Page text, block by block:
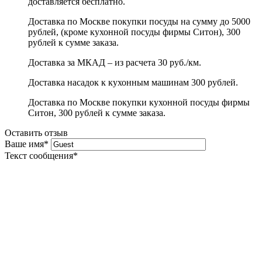
Доставка по Москве покупки посуды на сумму до 5000
рублей, (кроме кухонной посуды фирмы Ситон), 300
рублей к сумме заказа.
Доставка за МКАД – из расчета 30 руб./км.
Доставка насадок к кухонным машинам 300 рублей.
Доставка по Москве покупки кухонной посуды фирмы
Ситон, 300 рублей к сумме заказа.
Оставить отзыв
Ваше имя*
Текст сообщения*